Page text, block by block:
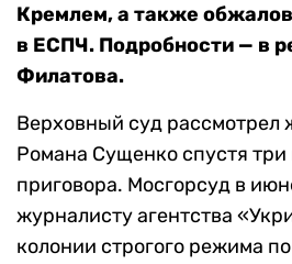
Кремлем, а также
в ЕСПЧ. Подробности — в
Филатова.
Верховный суд рассмотрел
Романа Сущенко спустя три
приговора. Мосгорсуд в
журналисту агентства
колонии строгого режима